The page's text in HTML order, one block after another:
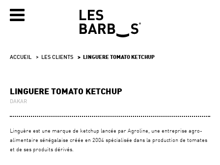
ACCUEIL LES CLIENTS LINGUERE TOMATO KETCHUP
LINGUERE TOMATO KETCHUP
DAKAR
Linguère est une marque de ketchup lancée par Agroline, une entreprise agro-
alimentaire sénégalaise créée en 2004 spécialisée dans la production de tomates
et de ses produits dérivés.